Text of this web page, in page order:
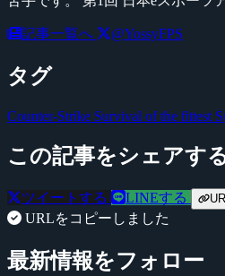
記事一覧へ @YossyFPS
タグ
Counter-Strike Survival of the fittest
この記事をシェアす
ツイートする LINEする
URLをコピーしました
最新情報をフォロー